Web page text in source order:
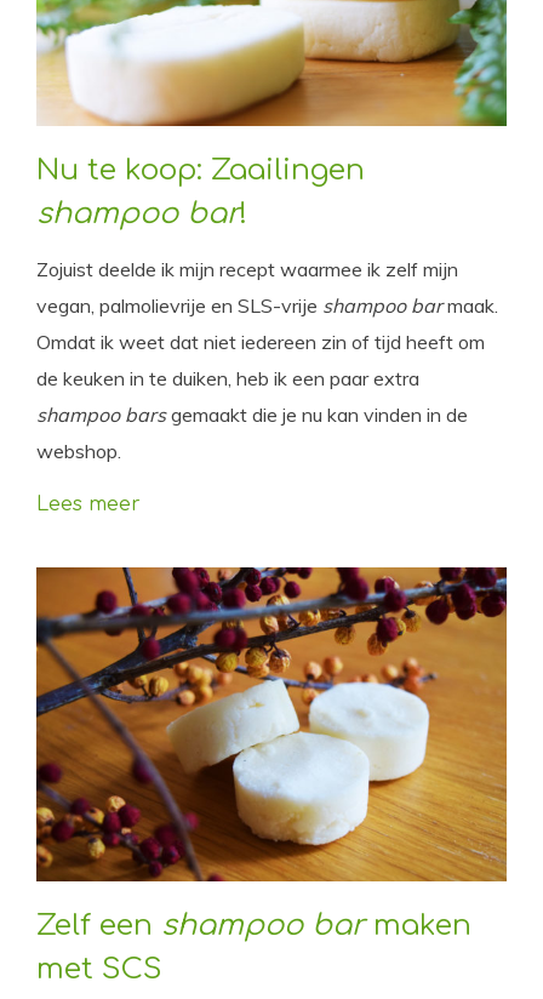
Nu te koop: Zaailingen
shampoo bar!
Zojuist deelde ik mijn recept waarmee ik zelf mijn
vegan, palmolievrije en SLS-vrije shampoo barmaak.
Omdat ik weet dat niet iedereen zin of tijd heeft om
de keuken in te duiken, heb ik een paar extra
shampoo barsgemaakt die je nu kan vinden in de
webshop.
Lees meer
Zelf een shampoo barmaken
met SCS